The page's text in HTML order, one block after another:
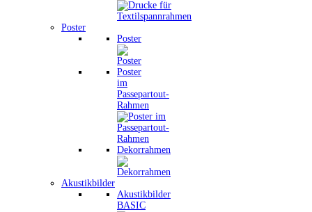
Poster
Poster
Poster
im
Passepartout-
Rahmen
Dekorrahmen
Akustikbilder
Akustikbilder
BASIC